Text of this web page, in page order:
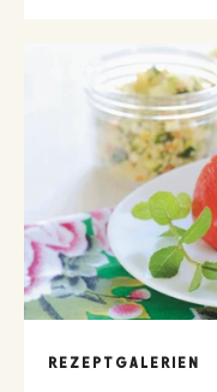
REZEPTGALERIEN